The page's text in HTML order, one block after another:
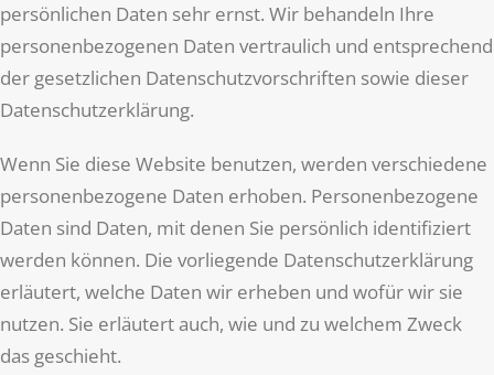
persönlichen Daten sehr ernst. Wir behandeln Ihre
personenbezogenen Daten vertraulich und entsprechend
der gesetzlichen Datenschutzvorschriften sowie dieser
Datenschutzerklärung.
Wenn Sie diese Website benutzen, werden verschiedene
personenbezogene Daten erhoben. Personenbezogene
Daten sind Daten, mit denen Sie persönlich identifiziert
werden können. Die vorliegende Datenschutzerklärung
erläutert, welche Daten wir erheben und wofür wir sie
nutzen. Sie erläutert auch, wie und zu welchem Zweck
das geschieht.